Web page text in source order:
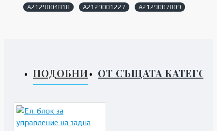
A2129004818 A2129001227 A2129007809
ПОДОБНИ ОТ СЪЩАТА